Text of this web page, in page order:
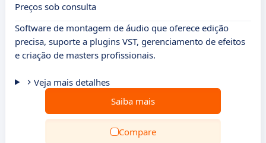
Preços sob consulta
Software de montagem de áudio que oferece edição
precisa, suporte a plugins VST, gerenciamento de efeitos
e criação de masters profissionais.
Veja mais detalhes
Saiba mais
Compare